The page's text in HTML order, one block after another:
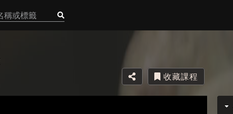
收藏課程